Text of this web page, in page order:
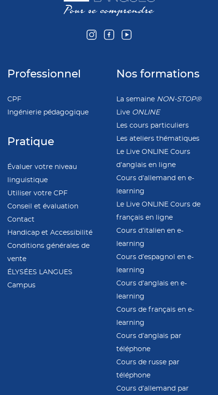
Professionnel
CPF
Ingénierie pédagogique
Pratique
Évaluer votre niveau
linguistique
Utiliser votre CPF
Conseil et évaluation
Contact
Handicap et Accessibilité
Conditions générales de
vente
ÉLYSÉES LANGUES
Campus
Nos formations
La semaine NON-STOP®
Live ONLINE
Les cours particuliers
Les ateliers thématiques
Le Live ONLINE Cours
d’anglais en ligne
Cours d’allemand en e-
learning
Le Live ONLINE Cours de
français en ligne
Cours d’italien en e-
learning
Cours d’espagnol en e-
learning
Cours d’anglais en e-
learning
Cours de français en e-
learning
Cours d’anglais par
téléphone
Cours de russe par
téléphone
Cours d’allemand par